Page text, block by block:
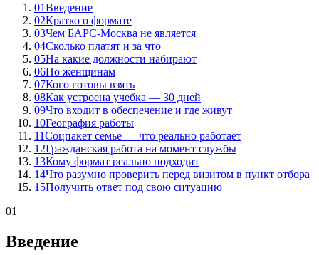
01Введение
02Кратко о формате
03Чем БАРС-Москва не является
04Сколько платят и за что
05На какие должности набирают
06По женщинам
07Кого готовы взять
08Как устроена учебка — 30 дней
09Что входит в обеспечение и где живут
10География работы
11Соцпакет семье — что реально работает
12Гражданская работа на момент службы
13Кому формат реально подходит
14Что разумно проверить перед визитом в пункт отбора
15Получить ответ под свою ситуацию
01
Введение